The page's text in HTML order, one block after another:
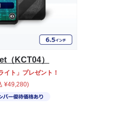
（KCT04）
イト」プレゼント！
¥49,280)